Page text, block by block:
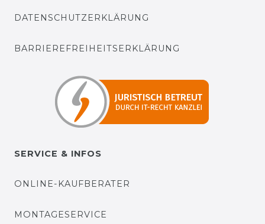
DATENSCHUTZERKLÄRUNG
BARRIEREFREIHEITSERKLÄRUNG
SERVICE & INFOS
ONLINE-KAUFBERATER
MONTAGESERVICE